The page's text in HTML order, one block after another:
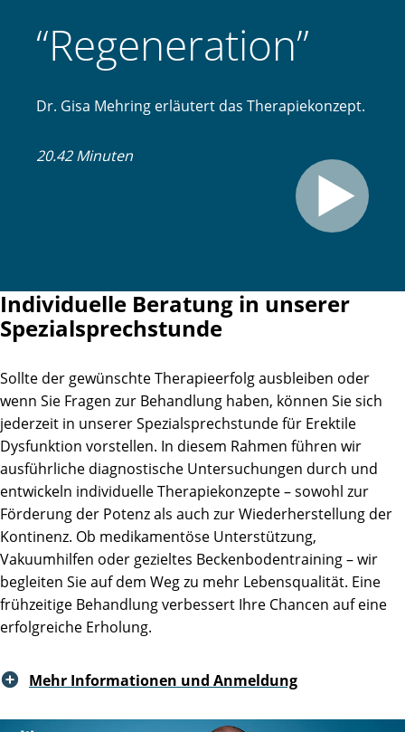
“Regeneration”
Dr. Gisa Mehring erläutert das Therapiekonzept.
20.42 Minuten
Individuelle Beratung in unserer
Spezialsprechstunde
Sollte der gewünschte Therapieerfolg ausbleiben oder
wenn Sie Fragen zur Behandlung haben, können Sie sich
jederzeit in unserer Spezialsprechstunde für Erektile
Dysfunktion vorstellen. In diesem Rahmen führen wir
ausführliche diagnostische Untersuchungen durch und
entwickeln individuelle Therapiekonzepte – sowohl zur
Förderung der Potenz als auch zur Wiederherstellung der
Kontinenz. Ob medikamentöse Unterstützung,
Vakuumhilfen oder gezieltes Beckenbodentraining – wir
begleiten Sie auf dem Weg zu mehr Lebensqualität. Eine
frühzeitige Behandlung verbessert Ihre Chancen auf eine
erfolgreiche Erholung.
Mehr Informationen und Anmeldung